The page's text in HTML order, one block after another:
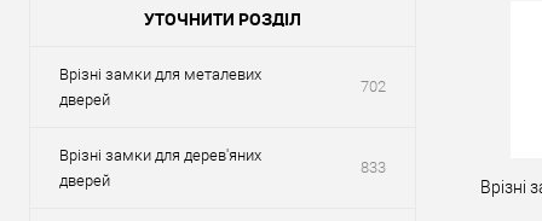
УТОЧНИТИ РОЗДІЛ
Врізні замки для металевих
дверей
702
Врізні замки для дерев'яних
дверей
833
Врізні